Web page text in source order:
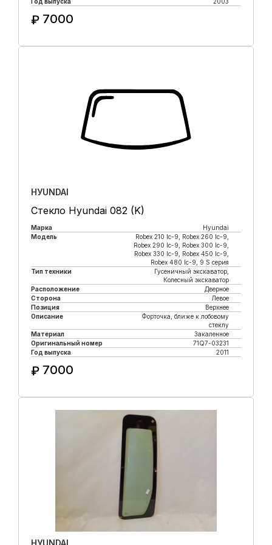
₽ 7000
HУUNDAI
Стекло Hyundai 082 (K)
Марка
Hyundai
Модель
Robeх 210 lc-9, Robex 260 lc-9,
Robex 290 lc-9, Robex 300 lc-9,
Robex 330 lc-9, Robex 450 lc-9,
Robex 480 lc-9, 9 S серия
Тип техники
Гусеничный экскаватор,
Колесный экскаватор
Расположение
Дверное
Сторона
Левое
Позиция
Верхнее
Описание
Форточка, ближе к лобовому
стеклу
Материал
Закаленное
Оригинальный номер
71Q7-03231
Год выпуска
2011
₽ 7000
HУUNDAI